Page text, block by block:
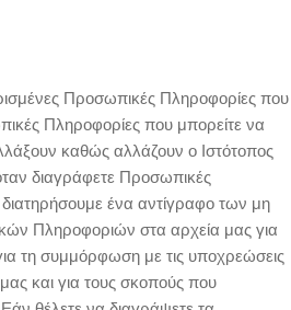
Προσωπικές Πληροφορίες που
Πληροφορίες που μπορείτε να
καθώς αλλάζουν ο Ιστότοπος
διαγράφετε Προσωπικές
ένα αντίγραφο των μη
Πληροφοριών στα αρχεία μας για
τη συμμόρφωση με τις υποχρεώσεις
και για τους σκοπούς που